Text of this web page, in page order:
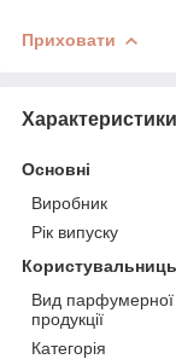
Приховати
Характеристики
Основні
Виробник
Рік випуску
Вид парфумерної
продукції
Категорія